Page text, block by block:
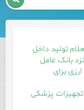
ارزی برای
تجهیزات پزشکی